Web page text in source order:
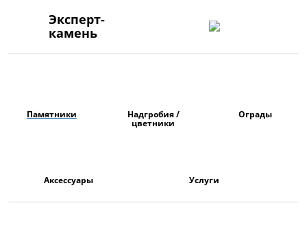
Эксперт-
камень
Памятники Надгробия /
цветники
Ограды
Аксессуары Услуги